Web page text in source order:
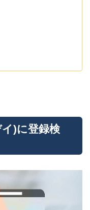
)に登録検